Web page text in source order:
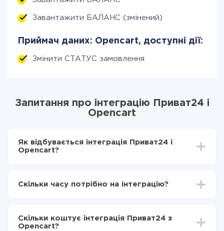
Завантажити БАЛАНС (змінений)
Приймач даних: Opencart, доступні дії:
Змінити СТАТУС замовлення
Запитання про інтеграцію Приват24 і
Opencart
Як відбувається інтеграція Приват24 і
Opencart?
Вибираєте які дані передавати з Приват24 в
Тепер дані будуть автоматично передаватися з
Приват24 в Opencart
Скільки часу потрібно на інтеграцію?
становити від 5-ти до 30-хвилин. У середньому
Скільки коштує інтеграція Приват24 з
Opencart?